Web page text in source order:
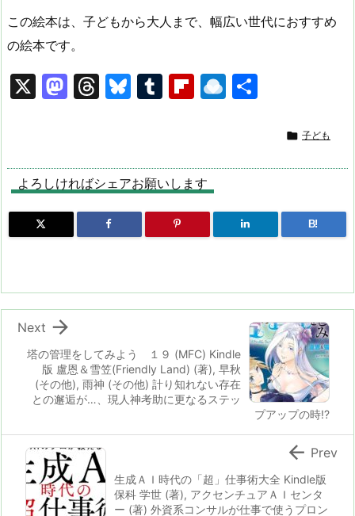
この絵本は、子どもから大人まで、幅広い世代におすすめ
の絵本です。
X
M
o
d
o
n
T
a
d
s
Bl
s
k
y
T
bl
r
Fl
o
ar
d
R
dr
p.
io
 子ども
よろしければシェアお願いします
B!
塔の管理をしてみよう １９ (MFC) Kindle
版 盧恩＆雪笠(Friendly Land) (著), 早秋
(その他), 雨神 (その他) 計り知れない存在
との邂逅が…、現人神考助に更なるステッ
プアップの時!?

Next
生成ＡＩ時代の「超」仕事術大全 Kindle版
保科 学世 (著), アクセンチュアＡＩセンタ
ー (著) 外資系コンサルが仕事で使うプロン
 Prev